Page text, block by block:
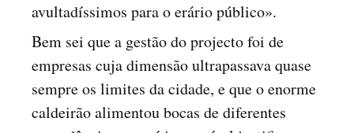
avultadíssimos para o erário público».
Bem sei que a gestão do projecto foi de
empresas cuja dimensão ultrapassava quase
sempre os limites da cidade, e que o enorme
caldeirão alimentou bocas de diferentes